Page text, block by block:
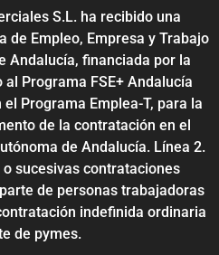
S.L. ha recibido una
de Empleo, Empresa y Trabajo
Andalucía, financiada por la
al Programa FSE+ Andalucía
Programa Emplea-T, para la
de la contratación en el
de Andalucía. Línea 2.
o sucesivas contrataciones
de personas trabajadoras
indefinida ordinaria
de pymes.